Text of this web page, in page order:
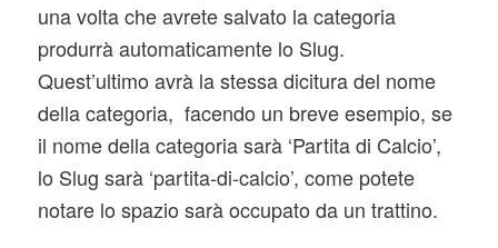
una volta che avrete salvato la categoria
produrrà automaticamente lo Slug.
Quest’ultimo avrà la stessa dicitura del nome
della categoria, facendo un breve esempio, se
il nome della categoria sarà ‘Partita di Calcio’,
lo Slug sarà ‘partita-di-calcio’, come potete
notare lo spazio sarà occupato da un trattino.